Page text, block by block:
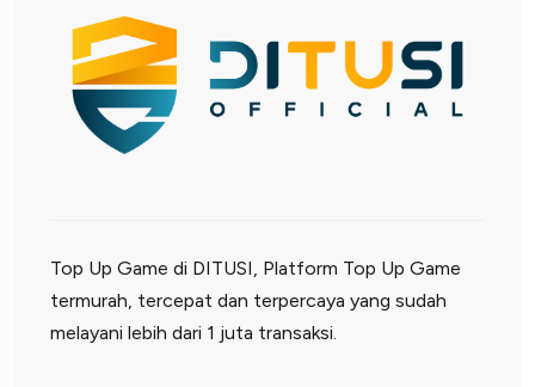
Top Up Game di DITUSI, Platform Top Up Game
termurah, tercepat dan terpercaya yang sudah
melayani lebih dari 1 juta transaksi.